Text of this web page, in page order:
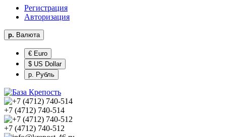
Регистрация
Авторизация
р. Валюта
€ Euro
$ US Dollar
р. Рубль
+7 (4712) 740-514
+7 (4712) 740-512